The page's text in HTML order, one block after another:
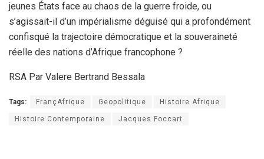
jeunes États face au chaos de la guerre froide, ou
s’agissait-il d’un impérialisme déguisé qui a profondément
confisqué la trajectoire démocratique et la souveraineté
réelle des nations d’Afrique francophone ?
RSA Par Valere Bertrand Bessala
Tags: FrançAfrique Geopolitique Histoire Afrique
Histoire Contemporaine Jacques Foccart